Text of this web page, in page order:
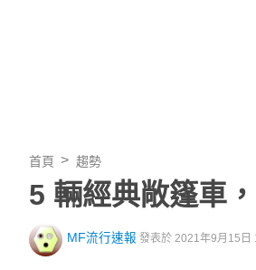
首頁 趨勢
5 輛經典敞篷車
MF流行速報 發表於 2021年9月15日